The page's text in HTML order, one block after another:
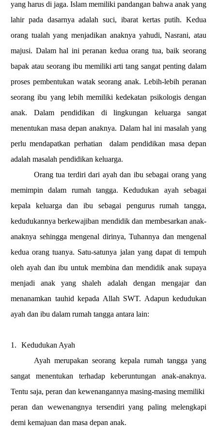
yang harus di jaga. Islam memiliki pandangan bahwa anak yang
lahir pada dasarnya adalah suci, ibarat kertas putih. Kedua
orang tualah yang menjadikan anaknya yahudi, Nasrani, atau
majusi. Dalam hal ini peranan kedua orang tua, baik seorang
bapak atau seorang ibu memiliki arti tang sangat penting dalam
proses pembentukan watak seorang anak. Lebih-lebih peranan
seorang ibu yang lebih memiliki kedekatan psikologis dengan
anak. Dalam pendidikan di lingkungan keluarga sangat
menentukan masa depan anaknya. Dalam hal ini masalah yang
perlu mendapatkan perhatian
dalam pendidikan masa depan
adalah masalah pendidikan keluarga.
Orang tua terdiri dari ayah dan ibu sebagai orang yang
memimpin dalam rumah tangga. Kedudukan ayah sebagai
kepala keluarga dan ibu sebagai pengurus rumah tangga,
kedudukannya berkewajiban mendidik dan membesarkan anak-
anaknya sehingga mengenal dirinya, Tuhannya dan mengenal
kedua orang tuanya. Satu-satunya jalan yang dapat di tempuh
oleh ayah dan ibu untuk membina dan mendidik anak supaya
menjadi anak yang shaleh adalah dengan mengajar dan
menanamkan tauhid kepada Allah SWT. Adapun kedudukan
ayah dan ibu dalam rumah tangga antara lain:
1.
Kedudukan Ayah
Ayah merupakan seorang kepala rumah tangga yang
sangat menentukan terhadap keberuntungan anak-anaknya.
Tentu saja, peran dan kewenangannya masing-masing memiliki
peran dan wewenangnya tersendiri yang paling melengkapi
demi kemajuan dan masa depan anak.